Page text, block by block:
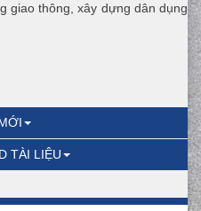
giao thông, xây dựng dân dụng
TÀI LIỆU